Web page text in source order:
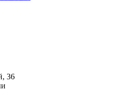
36